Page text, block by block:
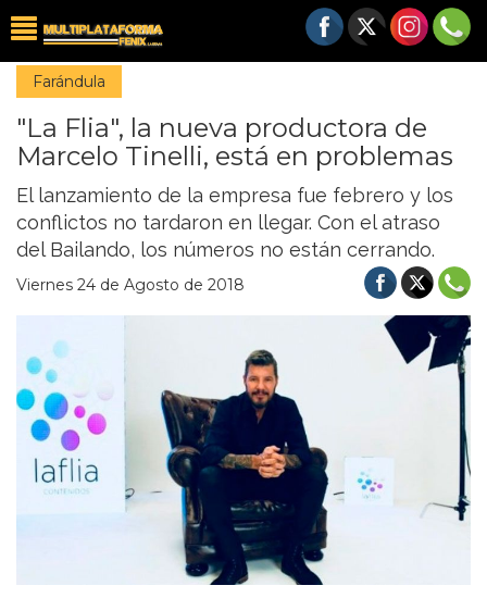
Farándula
"La Flia", la nueva productora de
Marcelo Tinelli, está en problemas
El lanzamiento de la empresa fue febrero y los
conflictos no tardaron en llegar. Con el atraso
del Bailando, los números no están cerrando.
Viernes 24 de Agosto de 2018